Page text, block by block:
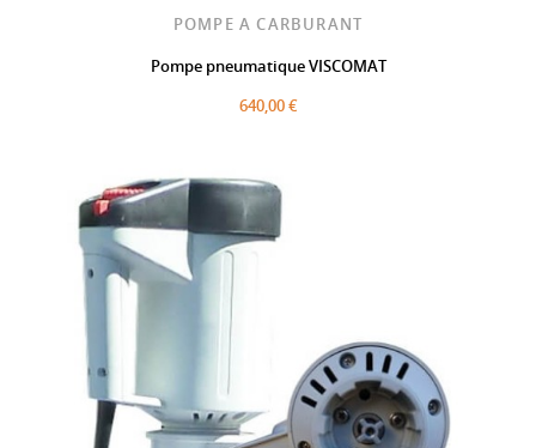
POMPE A CARBURANT
Pompe pneumatique VISCOMAT
640,00 €